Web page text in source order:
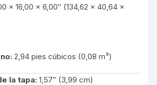
x 16,00 x 6,00″ (134,62 x 40,64 x
2,94 pies cúbicos (0,08 m³)
la tapa: 1,57″ (3,99 cm)